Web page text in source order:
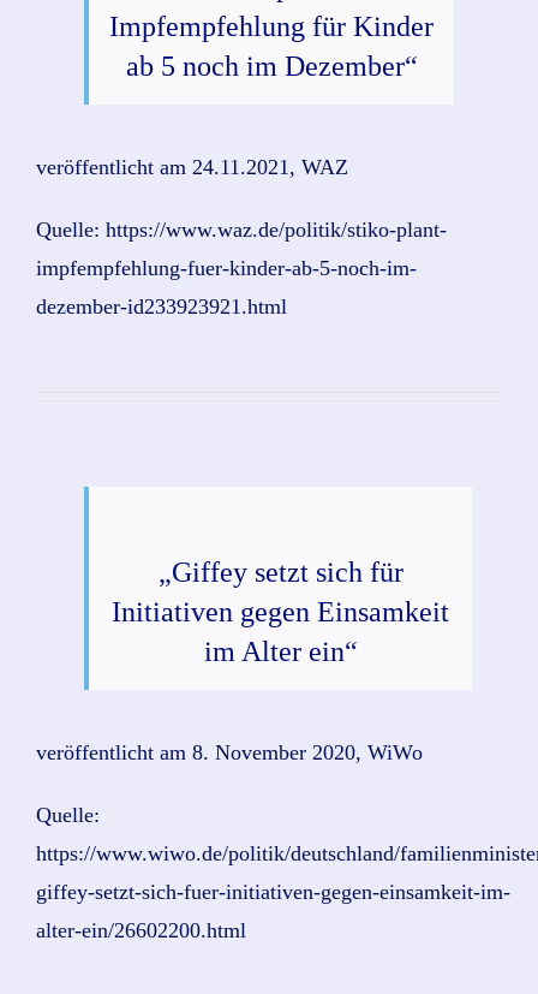
Impfempfehlung für Kinder
ab 5 noch im Dezember“
veröffentlicht am 24.11.2021, WAZ
Quelle: https://www.waz.de/politik/stiko-plant-
impfempfehlung-fuer-kinder-ab-5-noch-im-
dezember-id233923921.html
„Giffey setzt sich für
Initiativen gegen Einsamkeit
im Alter ein“
veröffentlicht am 8. November 2020, WiWo
Quelle:
https://www.wiwo.de/politik/deutschland/
giffey-setzt-sich-fuer-initiativen-gegen-einsamkeit-im-
alter-ein/26602200.html